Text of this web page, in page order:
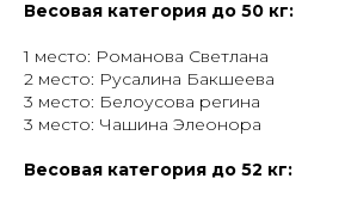
Весовая категория до 50 кг:
1 место: Романова Светлана
2 место: Русалина Бакшеева
3 место: Белоусова регина
3 место: Чашина Элеонора
Весовая категория до 52 кг: